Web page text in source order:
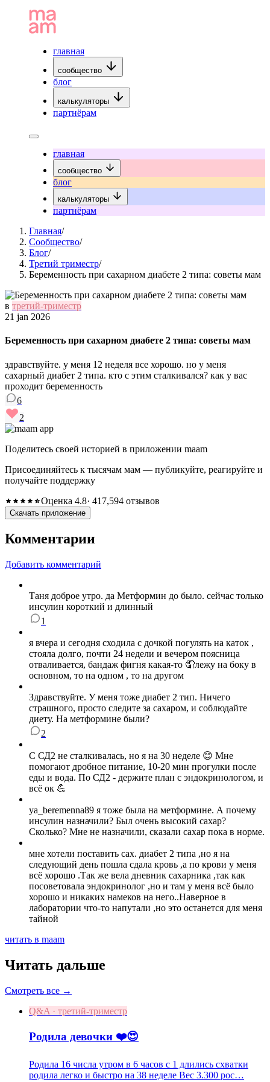
главная
сообщество
блог
калькуляторы
партнёрам
главная
сообщество
блог
калькуляторы
партнёрам
Главная/
Сообщество/
Блог/
Третий триместр/
Беременность при сахарном диабете 2 типа: советы мам
в третий-триместр
21 jan 2026
Беременность при сахарном диабете 2 типа: советы мам
здравствуйте. у меня 12 неделя все хорошо. но у меня
сахарный диабет 2 типа. кто с этим сталкивался? как у вас
проходит беременность
6
2
Поделитесь своей историей в приложении maam
Присоединяйтесь к тысячам мам — публикуйте, реагируйте и
получайте поддержку
Оценка 4.8· 417,594 отзывов
Скачать приложение
Комментарии
Добавить комментарий
Таня доброе утро. да Метформин до было. сейчас только
инсулин короткий и длинный
1
я вчера и сегодня сходила с дочкой погулять на каток ,
стояла долго, почти 24 недели и вечером поясница
отваливается, бандаж фигня какая-то 🤦лежу на боку в
основном, то на одном , то на другом
Здравствуйте. У меня тоже диабет 2 тип. Ничего
страшного, просто следите за сахаром, и соблюдайте
диету. На метформине были?
2
С СД2 не сталкивалась, но я на 30 неделе 😊 Мне
помогают дробное питание, 10-20 мин прогулки после
еды и вода. По СД2 - держите план с эндокринологом, и
всё ок 💪
ya_beremenna89 я тоже была на метформине. А почему
инсулин назначили? Был очень высокий сахар?
Сколько? Мне не назначили, сказали сахар пока в норме.
мне хотели поставить сах. диабет 2 типа ,но я на
следующий день пошла сдала кровь ,а по крови у меня
всё хорошо .Так же вела дневник сахарника ,так как
посоветовала эндокринолог ,но и там у меня всё было
хорошо и никаких намеков на него..Наверное в
лаборатории что-то напутали ,но это останется для меня
тайной
читать в maam
Читать дальше
Смотреть все →
Q&A · третий-триместр
Родила девочки ❤️😍
Родила 16 числа утром в 6 часов с 1 длились схватки
родила легко и быстро на 38 неделе Вес 3.300 рос…